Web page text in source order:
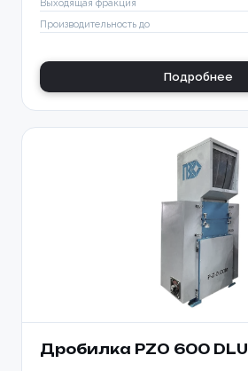
Выходящая фракция
Производительность до
Подробнее
Дробилка PZO 600 DLU